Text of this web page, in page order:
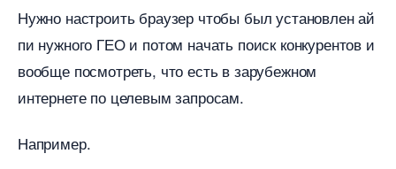
Нужно настроить браузер чтобы был установлен ай
пи нужного ГЕО и потом начать поиск конкурентов и
ообще посмотреть, что есть в зарубежном
интернете по целевым запросам.
Например.